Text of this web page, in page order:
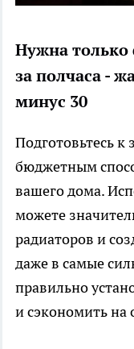
Нужна
за полчаса -
минус 30
Подготовьтесь
бюджетным
вашего дома.
можете
радиаторов и
даже в самые
правильно
и сэкономить на